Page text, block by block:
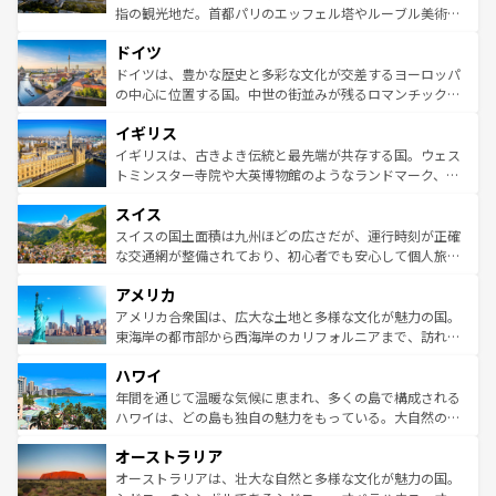
アートに溢れた街角から、地方では古代ローマ遺跡や中世
せる。地方によって風土や気候が異なるスペインはその個
性で訪れる人を魅了する。 なお、新着のスペイン情報は コ
ンテンツ一覧を参照してほしい。
指の観光地だ。首都パリのエッフェル塔やルーブル美術館
で、幅広い魅力が詰まっている。華麗な宮殿、歴史的な大
聖堂、美しいビーチ、そして豊かな自然が、訪れる者を心
から魅了する。また、フランスは美食の国としても知ら
いる。シャンパンの発祥地であるランス、プロヴァンスの
香り高いラベンダー畑など、多彩な楽しみ方が可能だ。さ
らに、パリ以外の地域にも魅力が溢れており、どの街角に
れる地方に足を運ぶとそれぞれで全く異なる文化を体験で
きるだろう。 なお、新着のフランス情報はコンテンツ一覧
を参照してほしい。
ドイツ
ドイツは、豊かな歴史と多彩な文化が交差するヨーロッパ
の中心に位置する国。中世の街並みが残るロマンチック街
顔を持つこの国は、どこを歩いても飽きることがない。ベ
ルリンの文化的活気、バイエルン州のアルプスの絶景、そ
してライン川沿いのワイン畑といった風景は必見。ビール
は、お酒好きな人にはぜひ体験してほしい。 なお、新着の
ドイツ情報はコンテンツ一覧を参照してほしい。
イギリス
イギリスは、古きよき伝統と最先端が共存する国。ウェス
トミンスター寺院や大英博物館のようなランドマーク、歴
リアごとに異なる魅力がある。また、優雅なアフタヌーン
ティー、ビール好きにはたまらない英国パブ、サッカー観
戦など、本場だからこそできる体験も豊富。イギリスを旅
ンツ一覧を参照してほしい。
スイス
スイスの国土面積は九州ほどの広さだが、運行時刻が正確
な交通網が整備されており、初心者でも安心して個人旅行
の建物がそのまま残る町や、スイスならではのユニークな
博物館もあり、アルプス観光だけでなく町歩きも満喫する
ことができる。国民の所得が高いため物価も高いが、旅行
ば市内交通費無料で観光を楽しむこともできる。 なお、新
着のスイス情報はコンテンツ一覧 を参照してほしい。
アメリカ
アメリカ合衆国は、広大な土地と多様な文化が魅力の国。
東海岸の都市部から西海岸のカリフォルニアまで、訪れる
のような巨大都市は、観光、ショッピング、エンターテイ
ンメントが詰まった刺激的なスポットだ。一方、アメリカ
西部には大自然が広がり、グランドキャニオンやイエロー
部のニューオーリンズでは、音楽と美食が融合した独特の
文化が魅力。旅行者はアメリカの各地域で異なる魅力を楽
ハワイ
年間を通じて温暖な気候に恵まれ、多くの島で構成される
ハワイは、どの島も独自の魅力をもっている。大自然の神
ワイ島は見逃せない。また、定番の観光地といえばオアフ
島だが、静かな自然を求めるならマウイ島やカウアイ島が
オーストラリア
オーストラリアは、壮大な自然と多様な文化が魅力の国。